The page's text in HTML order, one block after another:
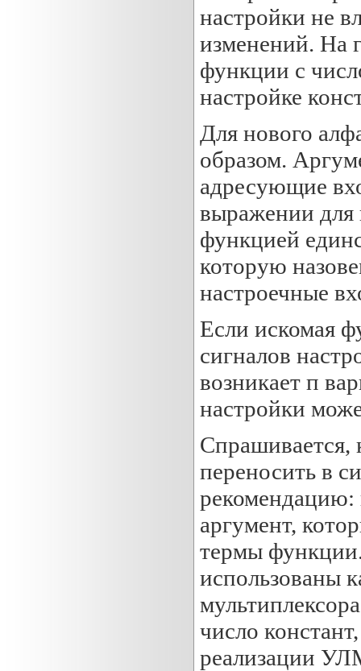
настройки не
изменений. На
функции с
настройке
Для нового
образом.
адресующие
выражении для
функцией
которую
настроечные
Если искомая
сигналов
возникает п
настройки
Спрашивается,
переносить в
рекомендацию:
аргумент,
термы
использованы
число
реализации